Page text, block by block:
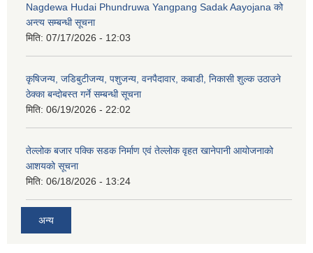
Nagdewa Hudai Phundruwa Yangpang Sadak Aayojana को
अन्त्य सम्बन्धी सूचना
मिति: 07/17/2026 - 12:03
कृषिजन्य, जडिबुटीजन्य, पशुजन्य, वनपैदावार, कबाडी, निकासी शुल्क उठाउने
ठेक्का बन्दोबस्त गर्ने सम्बन्धी सूचना
मिति: 06/19/2026 - 22:02
तेल्लोक बजार पक्कि सडक निर्माण एवं तेल्लोक वृहत खानेपानी आयोजनाको
आशयको सूचना
मिति: 06/18/2026 - 13:24
अन्य